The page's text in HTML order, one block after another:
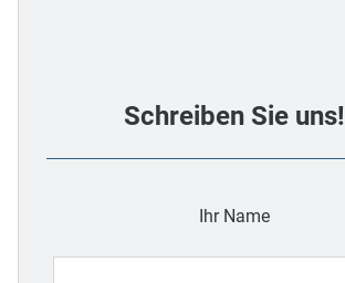
Schreiben Sie uns!
Ihr Name